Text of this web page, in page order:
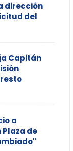
dirección
del
Capitán
a
de